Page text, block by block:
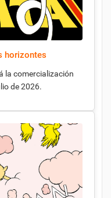
horizontes
la comercialización
de 2026.